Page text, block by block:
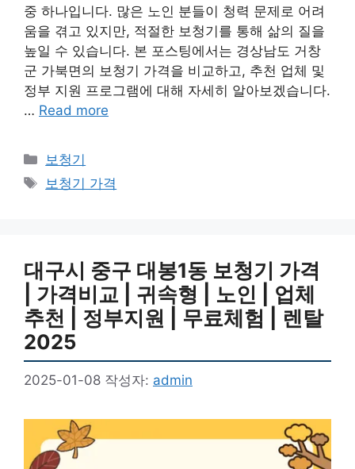
중 하나입니다. 많은 노인 분들이 청력 문제로 어려
움을 겪고 있지만, 적절한 보청기를 통해 삶의 질을
높일 수 있습니다. 본 포스팅에서는 경상남도 거창
군 가북면의 보청기 가격을 비교하고, 추천 업체 및
정부 지원 프로그램에 대해 자세히 알아보겠습니다.
… Read more
카
테
보청기
태
보청기 가격
대구시 중구 대봉1동 보청기 가격
| 가격비교 | 귀속형 | 노인 | 업체
추천 | 정부지원 | 무료체험 | 렌탈
2025
2025-01-08 작성자: admin